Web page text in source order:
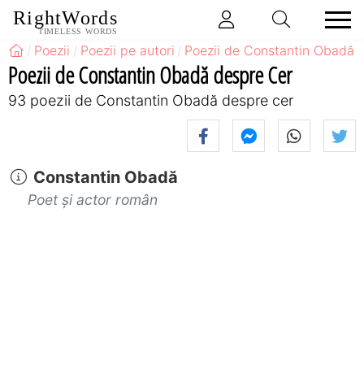
RightWords
TIMELESS WORDS
Poezii Poezii pe autori Poezii de Constantin Obadă
Poezii de Constantin Obadă despre Cer
93 poezii de Constantin Obadă despre cer
Constantin Obadă
Poet și actor român